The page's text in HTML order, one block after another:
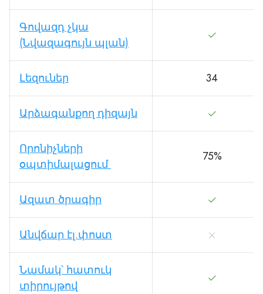
Գովազդ չկա
(Նվազագույն պլան)
Լեզուներ 34
Արձագանքող դիզայն
Որոնիչների
օպտիմալացում
75%
Ազատ ծրագիր
Անվճար էլ.փոստ
Նամակ՝ հատուկ
տիրույթով